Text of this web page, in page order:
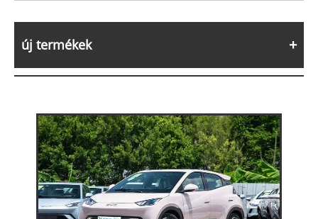
új termékek